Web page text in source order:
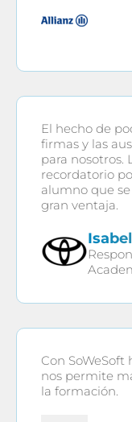
El hecho de
firmas y las
para nosotros.
recordatorio
alumno que
gran ventaja.
Con
nos permite
la formación.